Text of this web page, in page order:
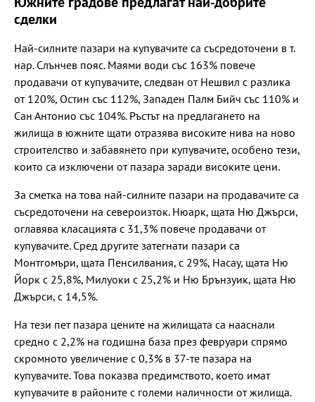
сделки
Най-силните пазари на купувачите са съсредоточени в т.
нар. Слънчев пояс. Маями води със 163% повече
продавачи от купувачите, следван от Нешвил с разлика
от 120%, Остин със 112%, Западен Палм Бийч със 110% и
Сан Антонио със 104%. Ръстът на предлагането на
жилища в южните щати отразява високите нива на ново
строителство и забавянето при купувачите, особено тези,
които са изключени от пазара заради високите цени.
За сметка на това най-силните пазари на продавачите са
съсредоточени на североизток. Нюарк, щата Ню Джърси,
оглавява класацията с 31,3% повече продавачи от
купувачите. Сред другите затегнати пазари са
Монтгомъри, щата Пенсилвания, с 29%, Насау, щата Ню
Йорк с 25,8%, Милуоки с 25,2% и Ню Брънзуик, щата Ню
Джърси, с 14,5%.
На тези пет пазара цените на жилищата са нааснали
средно с 2,2% на годишна база през февруари спрямо
скромното увеличение с 0,3% в 37-те пазара на
купувачите. Това показва предимството, което имат
купувачите в районите с големи наличности от жилища.